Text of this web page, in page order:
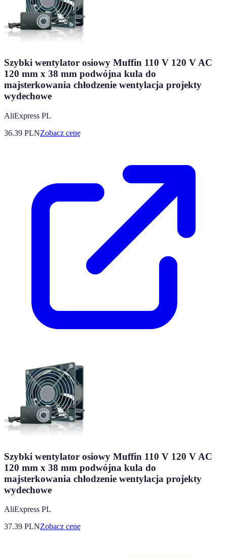
Szybki wentylator osiowy Muffin 110 V 120 V AC
120 mm x 38 mm podwójna kula do
majsterkowania chłodzenie wentylacja projekty
wydechowe
AliExpress PL
36.39 PLNZobacz cenę
Szybki wentylator osiowy Muffin 110 V 120 V AC
120 mm x 38 mm podwójna kula do
majsterkowania chłodzenie wentylacja projekty
wydechowe
AliExpress PL
37.39 PLNZobacz cenę